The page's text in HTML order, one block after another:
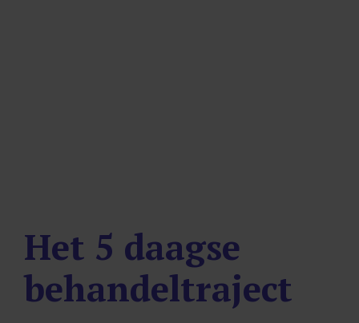
Het 5 daagse
behandeltraject